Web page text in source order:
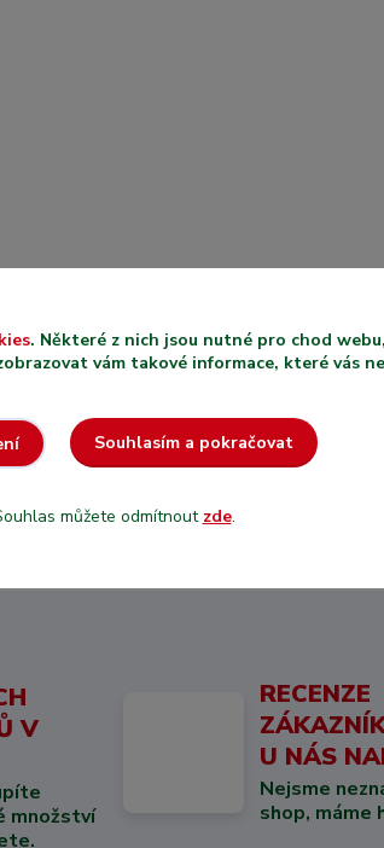
V
množství
RECENZE
U NÁS
Nejsme
shop, máme
. Některé z nich jsou nutné pro chod
vám takové informace, které vás
Souhlasím a pokračovat
můžete odmítnout zde.